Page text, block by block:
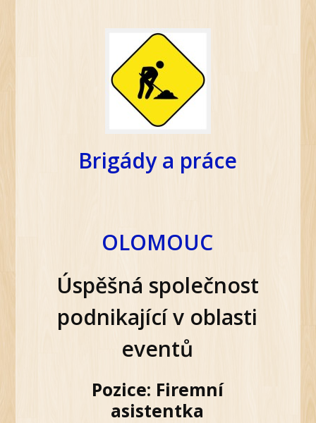
Brigády a práce
OLOMOUC
Úspěšná společnost
podnikající v oblasti
eventů
Pozice: Firemní
asistentka